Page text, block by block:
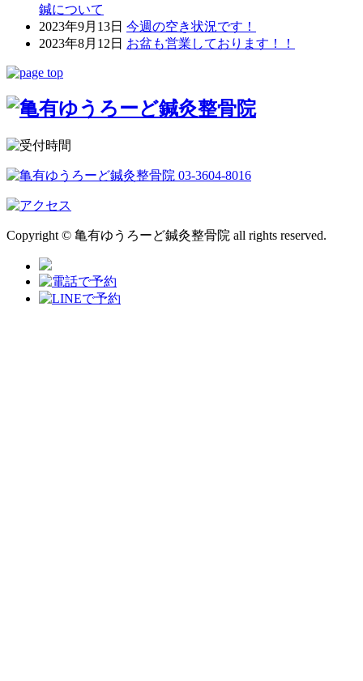
鍼について
2023年9月13日 今週の空き状況です！
2023年8月12日 お盆も営業しております！！
Copyright © 亀有ゆうろーど鍼灸整骨院 all rights reserved.